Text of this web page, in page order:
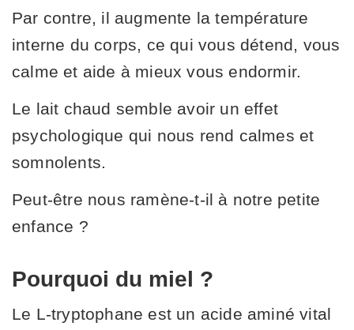
Par contre, il augmente la température
interne du corps, ce qui vous détend, vous
calme et aide à mieux vous endormir.
Le lait chaud semble avoir un effet
psychologique qui nous rend calmes et
somnolents.
Peut-être nous ramène-t-il à notre petite
enfance ?
Pourquoi du miel ?
Le L-tryptophane est un acide aminé vital